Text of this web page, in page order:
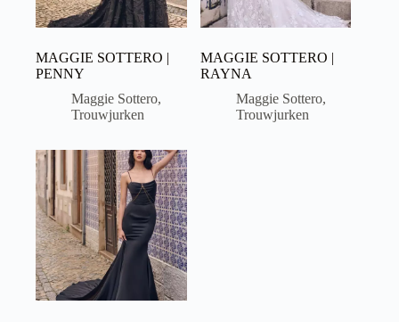
MAGGIE SOTTERO |
PENNY
Maggie Sottero,
Trouwjurken
MAGGIE SOTTERO |
RAYNA
Maggie Sottero,
Trouwjurken